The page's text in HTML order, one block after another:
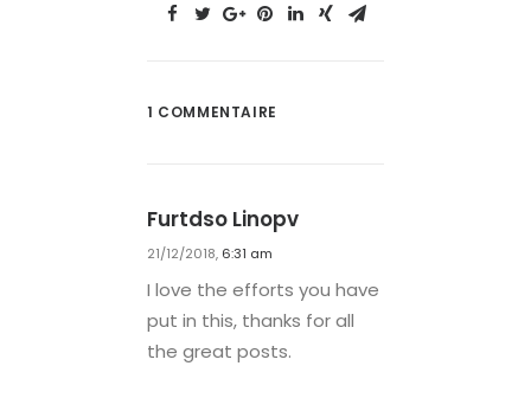
1 COMMENTAIRE
Furtdso Linopv
21/12/2018, 6:31 am
I love the efforts you have
put in this, thanks for all
the great posts.